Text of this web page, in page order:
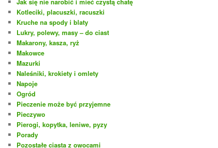
Kotleciki, placuszki, racuszki
Kruche na spody i blaty
Lukry, polewy, masy – do ciast
Makarony, kasza, ryż
Makowce
Mazurki
Naleśniki, krokiety i omlety
Napoje
Ogród
Pieczenie może być przyjemne
Pieczywo
Pierogi, kopytka, leniwe, pyzy
Porady
Pozostałe ciasta z owocami